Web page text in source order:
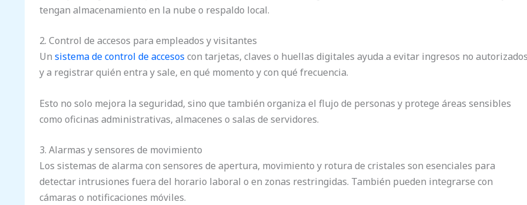
tengan almacenamiento en la nube o respaldo local.
2. Control de accesos para empleados y visitantes
Un sistema de control de accesos con tarjetas, claves o huellas digitales ayuda a evitar ingresos no
y a registrar quién entra y sale, en qué momento y con qué frecuencia.
Esto no solo mejora la seguridad, sino que también organiza el flujo de personas y protege áreas sensibles
como oficinas administrativas, almacenes o salas de servidores.
3. Alarmas y sensores de movimiento
Los sistemas de alarma con sensores de apertura, movimiento y rotura de cristales son esenciales para
detectar intrusiones fuera del horario laboral o en zonas restringidas. También pueden integrarse con
cámaras o notificaciones móviles.